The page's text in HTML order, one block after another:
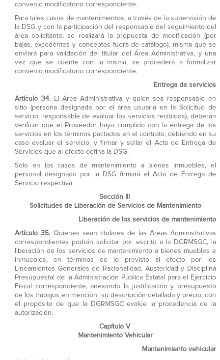
convenio modificatorio correspondiente.
Para tales casos de mantenimientos, a través de la supervisión de
la DSG y con la participación del responsable del seguimiento del
área solicitante, se realizará la propuesta de modificación (por
bajas, excedentes y conceptos fuera de catálogo), misma que se
enviará para validación del titular del Área Administrativa, y una
vez que se cuente con la misma, se procederá a formalizar
convenio modificatorio correspondiente.
Entrega de servicios
Artículo 34.El Área Administrativa y quien sea responsable en
sitio (persona designada por el área usuaria en la Solicitud de
servicio, responsable de evaluar los servicios recibidos), deberán
verificar que el Proveedor haya cumplido con la entrega de los
servicios en los términos pactados en el contrato, debiendo en su
caso evaluar el servicio, y firmar y sellar el Acta de Entrega de
Servicios que al efecto defina la DSG.
Sólo en los casos de mantenimiento a bienes inmuebles, el
personal designado por la DSG firmará el Acta de Entrega de
Servicio respectiva.
Sección III
Solicitudes de Liberación de Servicios de Mantenimiento
Liberación de los servicios de mantenimiento
Artículo 35. Quienes sean titulares de las Áreas Administrativas
correspondientes podrán solicitar por escrito a la DGRMSGC, la
liberación de los servicios de mantenimiento a bienes muebles e
inmuebles, en términos de lo previsto al efecto por los
Lineamientos Generales de Racionalidad, Austeridad y Disciplina
Presupuestal de la Administración Pública Estatal para el Ejercicio
Fiscal correspondiente, anexando la justificación y presupuesto
de los trabajos en mención, su descripción detallada y precio, con
el propósito de que la DGRMSGC evalúe la procedencia de la
autorización.
Capítulo V
Mantenimiento Vehicular
Mantenimiento vehicular